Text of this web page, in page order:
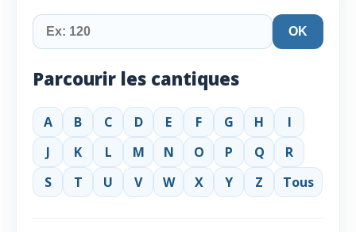
OK
Parcourir les cantiques
A B C D E F G H
I
J
K L M N O P Q
R
S
T U V W X Y Z Tous